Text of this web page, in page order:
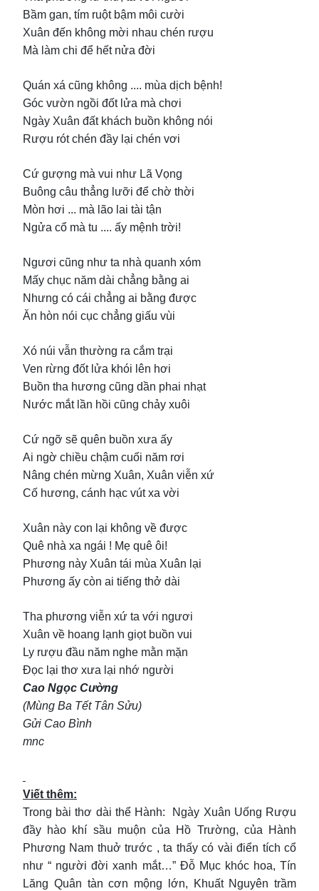
Bầm gan, tím ruột bậm môi cười
Xuân đến không mời nhau chén rượu
Mà làm chi để hết nửa đời
Quán xá cũng không .... mùa dịch bệnh!
Góc vườn ngồi đốt lửa mà chơi
Ngày Xuân đất khách buồn không nói
Rượu rót chén đầy lại chén vơi
Cứ gượng mà vui như Lã Vọng
Buông câu thẳng lưỡi để chờ thời
Mòn hơi ... mà lão lai tài tận
Ngửa cổ mà tu .... ấy mệnh trời!
Ngươi cũng như ta nhà quanh xóm
Mấy chục năm dài chẳng bằng ai
Nhưng có cái chẳng ai bằng được
Ăn hòn nói cục chẳng giấu vùi
Xó núi vẫn thường ra cắm trại
Ven rừng đốt lửa khói lên hơi
Buồn tha hương cũng dần phai nhạt
Nước mắt lần hồi cũng chảy xuôi
Cứ ngỡ sẽ quên buồn xưa ấy
Ai ngờ chiều chậm cuối năm rơi
Nâng chén mừng Xuân, Xuân viễn xứ
Cố hương, cánh hạc vút xa vời
Xuân này con lại không về được
Quê nhà xa ngái ! Mẹ quê ôi!
Phương này Xuân tái mùa Xuân lại
Phương ấy còn ai tiếng thở dài
Tha phương viễn xứ ta với ngươi
Xuân về hoang lạnh giọt buồn vui
Ly rượu đầu năm nghe mằn mặn
Đọc lại thơ xưa lại nhớ người
Cao Ngọc Cường
(Mùng Ba Tết Tân Sửu)
Gửi Cao Bình
mnc
Viết thêm:
Trong bài thơ dài thể Hành: Ngày Xuân Uống Rượu
đầy hào khí sầu muộn của Hồ Trường, của Hành
Phương Nam thuở trước , ta thấy có vài điển tích cổ
như “ người đời xanh mắt…” Đỗ Mục khóc hoa, Tín
Lăng Quân tàn cơn mộng lớn, Khuất Nguyên trầm